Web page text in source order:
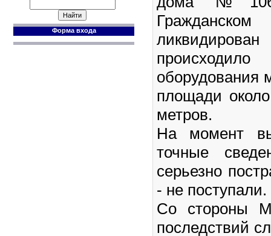
Форма входа
оборудования
площади
метров.
На момент
точные
серьезно
- не поступали.
Со стороны
последствий